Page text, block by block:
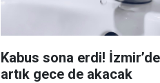
Kabus sona erdi!
artık gece de akacak